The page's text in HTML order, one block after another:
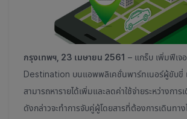
กรุงเทพฯ , 23 เมษายน 2561 – แกร็บ เพิ่มฟีเจ
Destination บนแอพพลิเคชั่นพาร์ทเนอร์ผู้ขับขี่
สามารถหารายได้เพิ่มและลดค่าใช้จ่ายระหว่างการ
ดังกล่าวจะทำการจับคู่ผู้โดยสารที่ต้องการเดินทา